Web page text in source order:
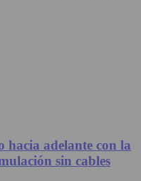
adelante con la
sin cables